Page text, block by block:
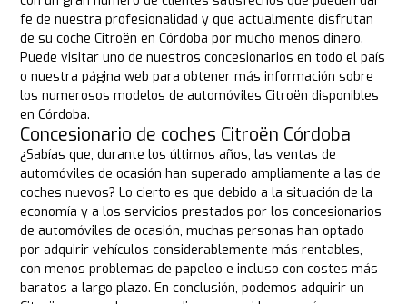
fe de nuestra profesionalidad y que actualmente disfrutan
de su coche Citroën en Córdoba por mucho menos dinero.
Puede visitar uno de nuestros concesionarios en todo el país
o nuestra página web para obtener más información sobre
los numerosos modelos de automóviles Citroën disponibles
en Córdoba.
Concesionario de coches Citroën Córdoba
¿Sabías que, durante los últimos años, las ventas de
automóviles de ocasión han superado ampliamente a las de
coches nuevos? Lo cierto es que debido a la situación de la
economía y a los servicios prestados por los concesionarios
de automóviles de ocasión, muchas personas han optado
por adquirir vehículos considerablemente más rentables,
con menos problemas de papeleo e incluso con costes más
baratos a largo plazo. En conclusión, podemos adquirir un